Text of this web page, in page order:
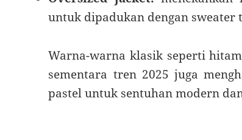
untuk dipadukan dengan sweater
Warna-warna klasik seperti
sementara tren 2025 juga
pastel untuk sentuhan modern